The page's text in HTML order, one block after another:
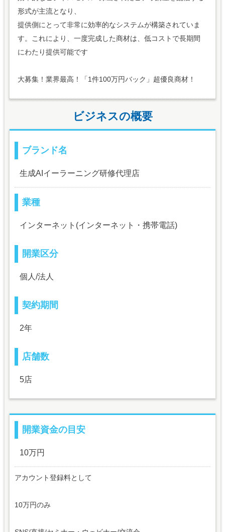
形式が主流となり、
提供側にとって非常に効率的なシステムが構築されていま
す。これにより、一度完成した商材は、低コストで長期間
にわたり提供可能です
大募集！業界最高！「1件100万円バック」超優良商材！
ビジネスの概要
ブランド名
生成AIイーラーニング研修代理店
業種
インターネット(インターネット・携帯電話)
開業区分
個人/法人
契約期間
2年
店舗数
5店
開業資金の目安
10万円
アカウント登録料として
10万円のみ